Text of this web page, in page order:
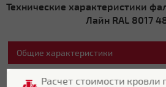
Технические характеристики
Лайн RAL 8017
Общие характеристики
Бренд Расчет стоимости кровли